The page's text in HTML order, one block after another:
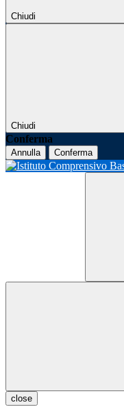
Chiudi
Chiudi
Conferma
Annulla Conferma
close